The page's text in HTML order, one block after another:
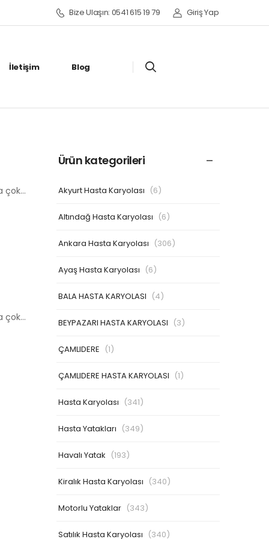
Bize Ulaşın: 0541 615 19 79 Giriş Yap
İletişim Blog
çok…
çok…
Ürün kategorileri
Akyurt Hasta Karyolası (6)
Altındağ Hasta Karyolası (6)
Ankara Hasta Karyolası (306)
Ayaş Hasta Karyolası (6)
BALA HASTA KARYOLASI (4)
BEYPAZARI HASTA KARYOLASI (3)
ÇAMLIDERE (1)
ÇAMLIDERE HASTA KARYOLASI (1)
Hasta Karyolası (341)
Hasta Yatakları (349)
Havalı Yatak (193)
Kiralık Hasta Karyolası (340)
Motorlu Yataklar (343)
Satılık Hasta Karyolası (340)